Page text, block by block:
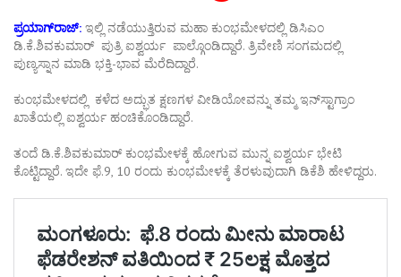
ಪ್ರಯಾಗ್‌ರಾಜ್: ಇಲ್ಲಿ ನಡೆಯುತ್ತಿರುವ ಮಹಾ ಕುಂಭಮೇಳದಲ್ಲಿ ಡಿಸಿಎಂ
ಡಿ.ಕೆ.ಶಿವಕುಮಾರ್‌ ಪುತ್ರಿ ಐಶ್ವರ್ಯ ಪಾಲ್ಗೊಂಡಿದ್ದಾರೆ. ತ್ರಿವೇಣಿ ಸಂಗಮದಲ್ಲಿ
ಪುಣ್ಯಸ್ನಾನ ಮಾಡಿ ಭಕ್ತಿ-ಭಾವ ಮೆರೆದಿದ್ದಾರೆ.
ಕುಂಭಮೇಳದಲ್ಲಿ ಕಳೆದ ಅದ್ಭುತ ಕ್ಷಣಗಳ ವೀಡಿಯೋವನ್ನು ತಮ್ಮ ಇನ್‌ಸ್ಟಾಗ್ರಾಂ
ಖಾತೆಯಲ್ಲಿ ಐಶ್ವರ್ಯ ಹಂಚಿಕೊಂಡಿದ್ದಾರೆ.
ತಂದೆ ಡಿ.ಕೆ.ಶಿವಕುಮಾರ್‌ ಕುಂಭಮೇಳಕ್ಕೆ ಹೋಗುವ ಮುನ್ನ ಐಶ್ವರ್ಯ ಭೇಟಿ
ಕೊಟ್ಟಿದ್ದಾರೆ. ಇದೇ ಫೆ.9, 10 ರಂದು ಕುಂಭಮೇಳಕ್ಕೆ ತೆರಳುವುದಾಗಿ ಡಿಕೆಶಿ ಹೇಳಿದ್ದರು.